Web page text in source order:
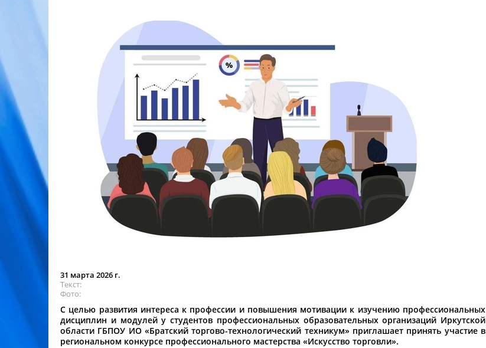
31 марта 2026 г.
Текст
Фото
С целью развития интереса к профессии и повышения мотивации к изучению профессиональных
дисциплин и модулей у студентов профессиональных образовательных организаций Иркутской
области ГБПОУ ИО «Братский торгово-технологический техникум» приглашает принять участие в
региональном конкурсе профессионального мастерства «Искусство торговли».